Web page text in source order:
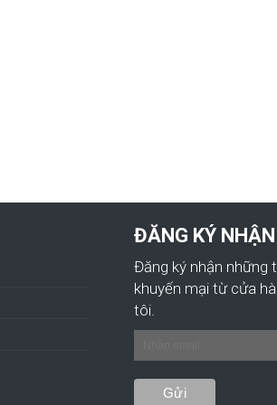
ĐĂNG KÝ
Đăng ký nhận những
khuyến mại từ cửa
tôi.